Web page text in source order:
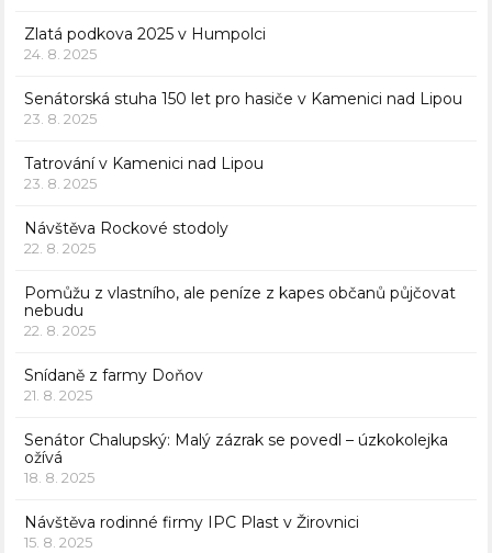
Zlatá podkova 2025 v Humpolci
24. 8. 2025
Senátorská stuha 150 let pro hasiče v Kamenici nad Lipou
23. 8. 2025
Tatrování v Kamenici nad Lipou
23. 8. 2025
Návštěva Rockové stodoly
22. 8. 2025
Pomůžu z vlastního, ale peníze z kapes občanů půjčovat
nebudu
22. 8. 2025
Snídaně z farmy Doňov
21. 8. 2025
Senátor Chalupský: Malý zázrak se povedl – úzkokolejka
ožívá
18. 8. 2025
Návštěva rodinné firmy IPC Plast v Žirovnici
15. 8. 2025